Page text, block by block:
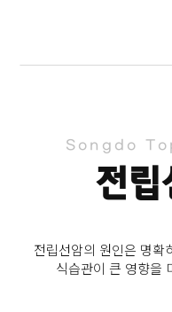
Songdo
전립
전립선암의 원인은 명확
식습관이 큰 영향을